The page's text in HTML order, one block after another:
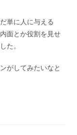
単に人に与える
面とか役割を見せ
た。
がしてみたいなと